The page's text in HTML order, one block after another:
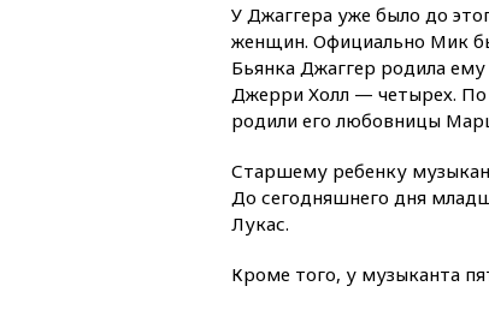
У Джаггера уже было до
женщин. Официально Мик
Бьянка Джаггер родила
Джерри Холл — четырех.
родили его любовницы
Старшему ребенку
До сегодняшнего дня
Лукас.
Кроме того, у музыканта